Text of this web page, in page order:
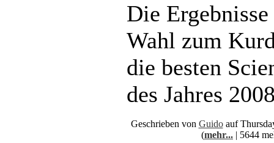
Die
Wahl zum
die besten
des Jahres
Geschrieben von Guidoauf
(mehr... | 5644